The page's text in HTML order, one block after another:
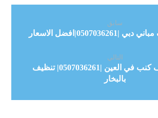
سابق
الاسعار
التالي
شركة تنظيف كنب في العين |0507036261| تنظيف
بالبخار